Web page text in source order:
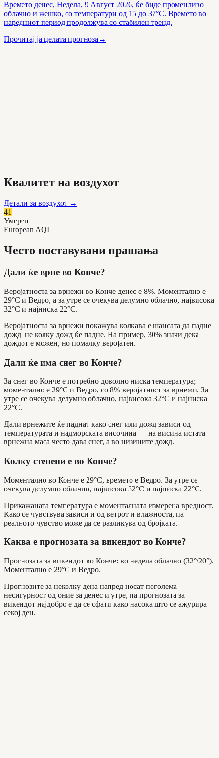
Времето денес, Недела, 9 Август 2026, ќе биде променливо
облачно и жешко, со температури од 15 до 37°C. Времето во
наредниот период продолжува со стабилен тренд.
Прочитај ја целата прогноза→
Квалитет на воздухот
Детали за воздухот →
41
Умерен
European AQI
Често поставувани прашања
Дали ќе врне во Конче?
Веројатноста за врнежи во Конче денес е 8%. Моментално е
29°C и Ведро, а за утре се очекува делумно облачно, највисока
32°C и најниска 22°C.
Веројатноста за врнежи покажува колкава е шансата да падне
дожд, не колку дожд ќе падне. На пример, 30% значи дека
дождот е можен, но помалку веројатен.
Дали ќе има снег во Конче?
За снег во Конче е потребно доволно ниска температура;
моментално е 29°C и Ведро, со 8% веројатност за врнежи. За
утре се очекува делумно облачно, највисока 32°C и најниска
22°C.
Дали врнежите ќе паднат како снег или дожд зависи од
температурата и надморската височина — на висина истата
врнежна маса често дава снег, а во низините дожд.
Колку степени е во Конче?
Моментално во Конче е 29°C, времето е Ведро. За утре се
очекува делумно облачно, највисока 32°C и најниска 22°C.
Прикажаната температура е моменталната измерена вредност.
Како се чувствува зависи и од ветрот и влажноста, па
реалното чувство може да се разликува од бројката.
Каква е прогнозата за викендот во Конче?
Прогнозата за викендот во Конче: во недела облачно (32°/20°).
Моментално е 29°C и Ведро.
Прогнозите за неколку дена напред носат поголема
несигурност од оние за денес и утре, па прогнозата за
викендот најдобро е да се сфати како насока што се ажурира
секој ден.